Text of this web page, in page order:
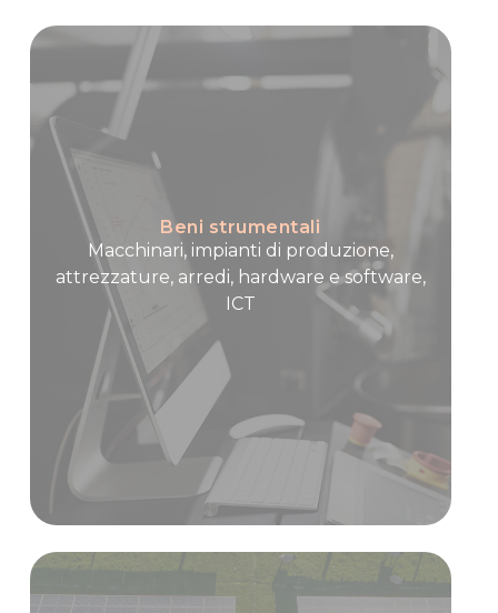
Beni strumentali
Macchinari, impianti di produzione,
attrezzature, arredi, hardware e software,
ICT